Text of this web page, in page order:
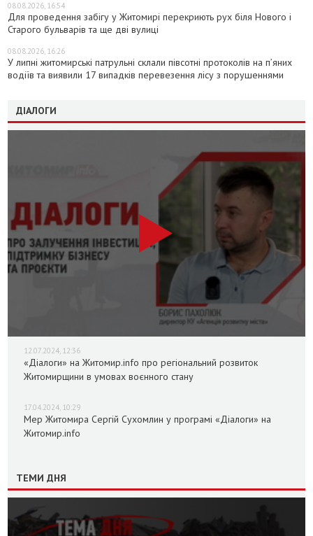
08.08.2026, 16:54
Для проведення забігу у Житомирі перекриють рух біля Нового і
Старого бульварів та ще дві вулиці
08.08.2026, 16:26
У липні житомирські патрульні склали півсотні протоколів на пʼяних
водіїв та виявили 17 випадків перевезення лісу з порушеннями
ДІАЛОГИ
12.07.2024, 12:36
«Діалоги» на Житомир.info про регіональний розвиток
Житомирщини в умовах воєнного стану
17.04.2024, 10:29
Мер Житомира Сергій Сухомлин у програмі «Діалоги» на
Житомир.info
ТЕМИ ДНЯ